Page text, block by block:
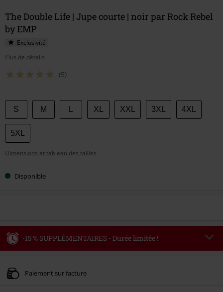
The Double Life | Jupe courte | noir par Rock Rebel
by EMP
Exclusivité
Plus de détails
(5)
Choisissez
votre
taille
S M XL XXL 3XL 4XL
5XL
Dimensions et tableau des tailles
Disponible
-15 % SUPPLÉMENTAIRES - Durée limitée !
Valable jusqu'au 09/08/2026
Paiement sur facture